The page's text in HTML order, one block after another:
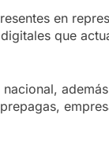
en
que